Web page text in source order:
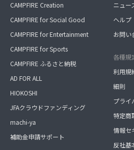
CAMPFIRE Creation
CAMPFIRE for Social Good
CAMPFIRE for Entertainment
CAMPFIRE for Sports
CAMPFIRE ふるさと納税
AD FOR ALL
HIOKOSHI
JFAクラウドファンディング
machi-ya
補助金申請サポート
ニュー
ヘルプ
お問い
各種規
利用規
細則
プライ
特定商
情報セ
反社基